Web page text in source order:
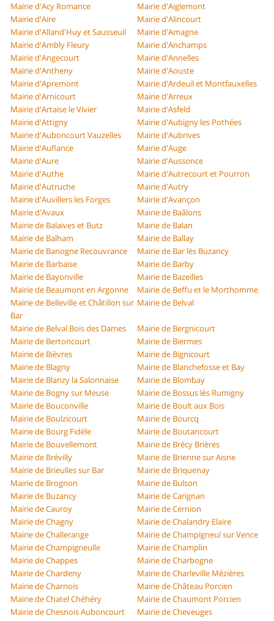
Mairie d'Acy Romance
Mairie d'Aiglemont
Mairie d'Aire
Mairie d'Alincourt
Mairie d'Alland'Huy et Sausseuil
Mairie d'Amagne
Mairie d'Ambly Fleury
Mairie d'Anchamps
Mairie d'Angecourt
Mairie d'Annelles
Mairie d'Antheny
Mairie d'Aouste
Mairie d'Apremont
Mairie d'Ardeuil et Montfauxelles
Mairie d'Arnicourt
Mairie d'Arreux
Mairie d'Artaise le Vivier
Mairie d'Asfeld
Mairie d'Attigny
Mairie d'Aubigny les Pothées
Mairie d'Auboncourt Vauzelles
Mairie d'Aubrives
Mairie d'Auflance
Mairie d'Auge
Mairie d'Aure
Mairie d'Aussonce
Mairie d'Authe
Mairie d'Autrecourt et Pourron
Mairie d'Autruche
Mairie d'Autry
Mairie d'Auvillers les Forges
Mairie d'Avançon
Mairie d'Avaux
Mairie de Baâlons
Mairie de Balaives et Butz
Mairie de Balan
Mairie de Balham
Mairie de Ballay
Mairie de Banogne Recouvrance
Mairie de Bar lès Buzancy
Mairie de Barbaise
Mairie de Barby
Mairie de Bayonville
Mairie de Bazeilles
Mairie de Beaumont en Argonne
Mairie de Beffu et le Morthomme
Mairie de Belleville et Châtillon sur
Bar
Mairie de Belval
Mairie de Belval Bois des Dames
Mairie de Bergnicourt
Mairie de Bertoncourt
Mairie de Biermes
Mairie de Bièvres
Mairie de Bignicourt
Mairie de Blagny
Mairie de Blanchefosse et Bay
Mairie de Blanzy la Salonnaise
Mairie de Blombay
Mairie de Bogny sur Meuse
Mairie de Bossus lès Rumigny
Mairie de Bouconville
Mairie de Boult aux Bois
Mairie de Boulzicourt
Mairie de Bourcq
Mairie de Bourg Fidèle
Mairie de Boutancourt
Mairie de Bouvellemont
Mairie de Brécy Brières
Mairie de Brévilly
Mairie de Brienne sur Aisne
Mairie de Brieulles sur Bar
Mairie de Briquenay
Mairie de Brognon
Mairie de Bulson
Mairie de Buzancy
Mairie de Carignan
Mairie de Cauroy
Mairie de Cernion
Mairie de Chagny
Mairie de Chalandry Elaire
Mairie de Challerange
Mairie de Champigneul sur Vence
Mairie de Champigneulle
Mairie de Champlin
Mairie de Chappes
Mairie de Charbogne
Mairie de Chardeny
Mairie de Charleville Mézières
Mairie de Charnois
Mairie de Château Porcien
Mairie de Chatel Chéhéry
Mairie de Chaumont Porcien
Mairie de Chesnois Auboncourt
Mairie de Cheveuges